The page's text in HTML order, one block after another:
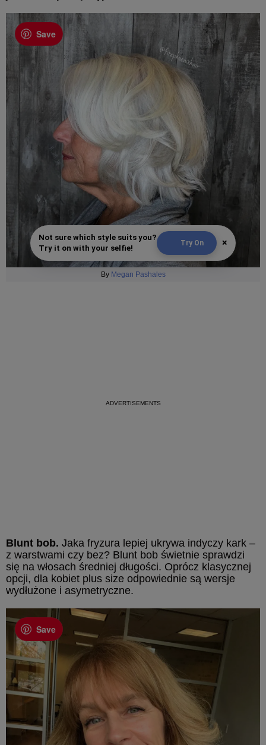
Save
Not sure which style suits you?
Try it on with your selfie!
Try On ×
By Megan Pashales
Blunt bob. Jaka fryzura lepiej ukrywa indyczy kark –
z warstwami czy bez? Blunt bob świetnie sprawdzi
się na włosach średniej długości. Oprócz klasycznej
opcji, dla kobiet plus size odpowiednie są wersje
wydłużone i asymetryczne.
Save